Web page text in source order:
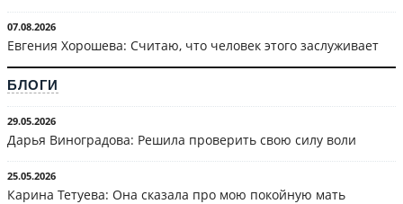
07.08.2026
Евгения Хорошева: Считаю, что человек этого заслуживает
БЛОГИ
29.05.2026
Дарья Виноградова: Решила проверить свою силу воли
25.05.2026
Карина Тетуева: Она сказала про мою покойную мать